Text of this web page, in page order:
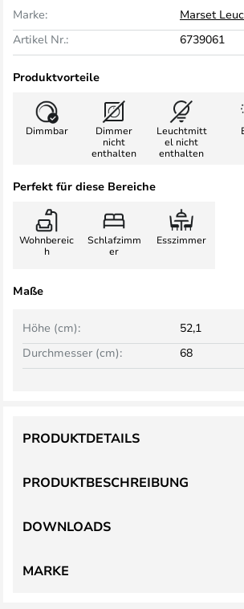
Marke:
Marset
Artikel Nr.:
6739061
Produktvorteile
Dimmbar
Dimmer
nicht
enthalten
Leuchtmitt
el nicht
enthalten
Perfekt für diese Bereiche
Wohnbereic
h
Schlafzimm
er
Esszimmer
Maße
Höhe (cm):
52,1
Durchmesser (cm):
68
PRODUKTBESCHREIBUNG
PRODUKTDETAILS
DOWNLOADS
MARKE